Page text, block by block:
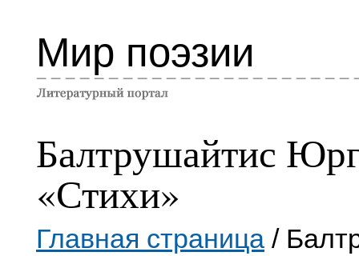
Мир поэзии
Балтрушайтис
«Стихи»
Главная страница /